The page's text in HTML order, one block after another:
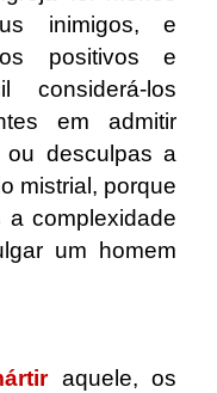
inimigos, e
positivos e
los
em admitir
ou desculpas a
mistrial, porque
complexidade
um homem
aquele, os